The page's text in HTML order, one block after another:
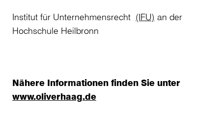
Institut für Unternehmensrecht (IFU) an der
Hochschule Heilbronn
Nähere Informationen finden Sie unter
www.oliverhaag.de